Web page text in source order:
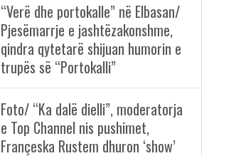
“Verë dhe portokalle” në Elbasan/
Pjesëmarrje e jashtëzakonshme,
qindra qytetarë shijuan humorin e
trupës së “Portokalli”
Foto/ “Ka dalë dielli”, moderatorja
e Top Channel nis pushimet,
Françeska Rustem dhuron ‘show’